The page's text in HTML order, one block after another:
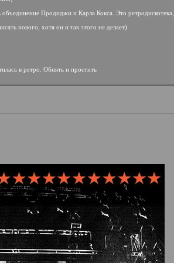
Продиджи и Карла Кокса. Это
нового, хотя он и так этого не делает)
в ретро. Обнять и простить